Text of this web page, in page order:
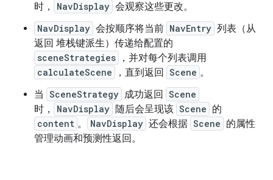
时，
NavDisplay 会观察这些更改。
NavDisplay 会按顺序将当前 NavEntry 列表（从
返回 堆栈键派生）传递给配置的
sceneStrategies ，并对每个列表调用
calculateScene ，直到返回 Scene 。
当 SceneStrategy 成功返回 Scene
时， NavDisplay 随后会呈现该 Scene 的
content 。 NavDisplay 还会根据 Scene 的属性
管理动画和预测性返回。